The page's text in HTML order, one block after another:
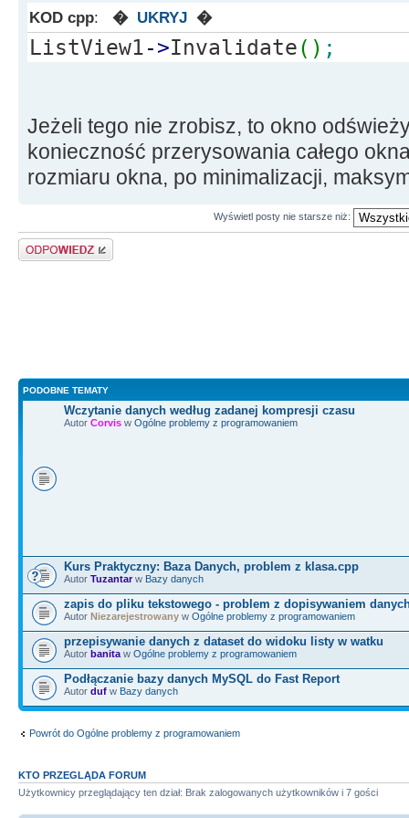
KOD cpp: � UKRYJ �
ListView1->Invalidate( ) ;
Jeżeli tego nie zrobisz, to okno
konieczność przerysowania całego
rozmiaru okna, po minimalizacji,
Wyświetl posty nie starsze niż:
Odpowiedz
PODOBNE TEMATY
Wczytanie danych według zadanej kompresji czasu
Autor Corvis w Ogólne problemy z programowaniem
Kurs Praktyczny: Baza Danych, problem z klasa.cpp
Autor Tuzantarw Bazy danych
zapis do pliku tekstowego - problem z dopisywaniem
Autor Niezarejestrowany w Ogólne problemy z programowaniem
przepisywanie danych z dataset do widoku listy w watku
Autor banita w Ogólne problemy z programowaniem
Podłączanie bazy danych MySQL do Fast Report
Autor duf w Bazy danych
Powrót do Ogólne problemy z programowaniem
KTO PRZEGLĄDA FORUM
Użytkownicy przeglądający ten dział: Brak zalogowanych użytkowników i 7 gości